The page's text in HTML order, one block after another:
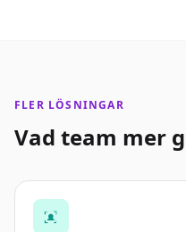
FLER LÖSNINGAR
Vad team mer